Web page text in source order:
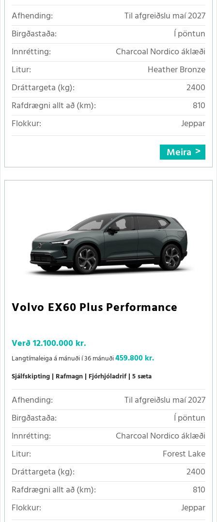
Afhending:
Til afgreiðslu maí 2027
Birgðastaða:
Í pöntun
Innrétting:
Charcoal Nordico áklæði
Litur:
Heather Bronze
Dráttargeta (kg):
2400
Rafdrægni allt að (km):
810
Flokkur:
Jeppar
Meira
Volvo EX60 Plus Performance
Verð12.100.000 kr.
Langtímaleiga á mánuði í 36 mánuði459.800 kr.
Sjálfskipting Rafmagn Fjórhjóladrif 5 sæta
Afhending:
Til afgreiðslu maí 2027
Birgðastaða:
Í pöntun
Innrétting:
Charcoal Nordico áklæði
Litur:
Forest Lake
Dráttargeta (kg):
2400
Rafdrægni allt að (km):
810
Flokkur:
Jeppar